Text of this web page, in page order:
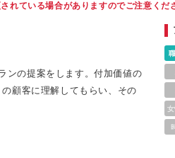
ている場合がありますのでご注意くだ
ンの提案をします。付加価値の
顧客に理解してもらい、その